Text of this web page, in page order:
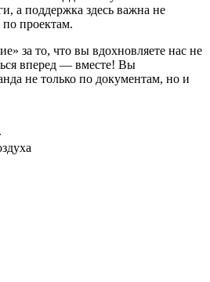
а поддержка здесь важна не
проектам.
за то, что вы вдохновляете нас не
вперед — вместе! Вы
не только по документам, но и